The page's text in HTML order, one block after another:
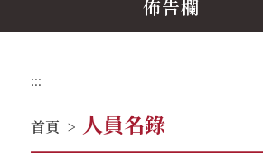
佈告欄
:::
首頁 > 人員名錄